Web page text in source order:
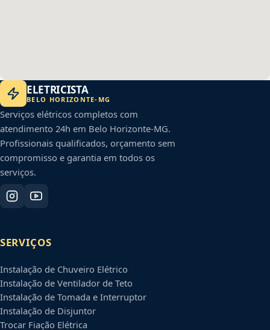
ELETRICISTA
BELO HORIZONTE- MG
Serviços elétricos completos com
atendimento 24h em Belo Horizonte-MG.
Profissionais qualificados, orçamento sem
compromisso e garantia em todos os
serviços.
SERVIÇOS
Instalação de Chuveiro Elétrico
Instalação de Ventilador de Teto
Instalação de Tomada e Interruptor
Instalação de Disjuntor
Trocar Fiação Elétrica